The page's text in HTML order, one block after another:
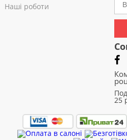
Наші роботи
25